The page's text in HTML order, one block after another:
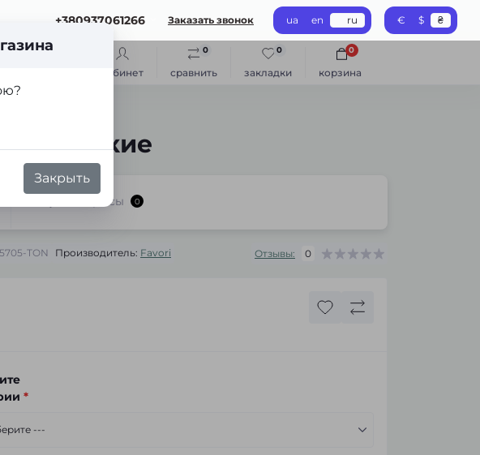
+380937061266 Заказать звонок ua en ru € $ ₴
кабинет сравнить
0
закладки
0
корзина
0
Закрыть
женские
Вопросы 0
TON Производитель: Favori Отзывы: 0
*